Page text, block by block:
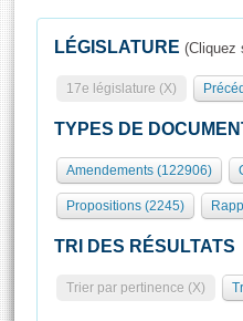
Présidence
577 députés
Groupes politiques
Séance publique
Commissions et autres
Europe et International
Pétitions
Rôle et pouvoirs de
Organisation de
Présidence Conférence
Statistiques et chiffres
Visiter l'Assemblée
Visite virtuelle du
Assister à une séance
LÉGISLATURE (Cliquez
17e législature (X)
TYPES DE
Amendements (122906)
Propositions (2245)
TRI DES RÉSULTATS
Trier par pertinence (X)